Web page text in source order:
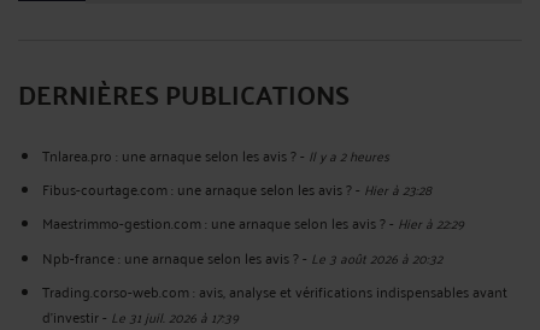
DERNIÈRES PUBLICATIONS
Tnlarea.pro : une arnaque selon les avis ?- Il y a 2 heures
Fibus-courtage.com : une arnaque selon les avis ?- Hier à 23:28
Maestrimmo-gestion.com : une arnaque selon les avis ?- Hier à 22:29
Npb-france : une arnaque selon les avis ?- Le 3 août 2026 à 20:32
Trading.corso-web.com : avis, analyse et vérifications indispensables avant
d'investir- Le 31 juil. 2026 à 17:39